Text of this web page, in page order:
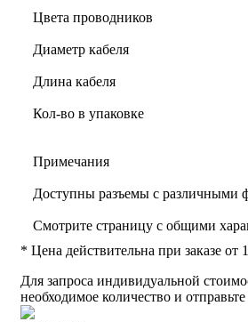
Цвета проводников
Диаметр кабеля
Длина кабеля
Кол-во в упаковке
Примечания
Доступны разъемы с различными
Смотрите страницу с общими
* Цена действительна при заказе от
Для запроса индивидуальной
необходимое количество и отправьте